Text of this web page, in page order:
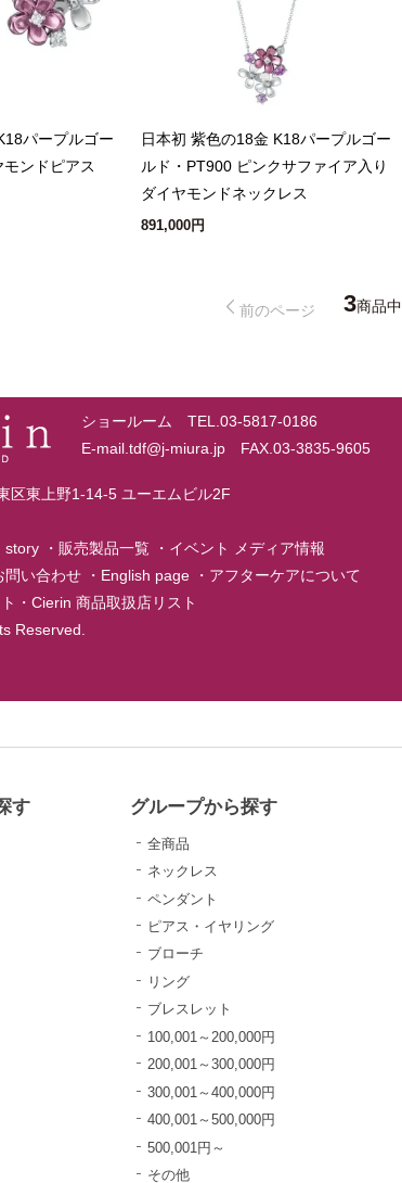
パープルゴー
ンドピアス
日本初 紫色の18金 K18パープルゴー
ルド・PT900 ピンクサファイア入り
ダイヤモンドネックレス
891,000円
前のページ 3商品中
ショールーム TEL.03-5817-0186
E-mail.tdf@j-miura.jp FAX.03-3835-9605
区東上野1-14-5 ユーエムビル2F
story ・ 販売製品一覧 ・ イベント メディア情報
問い合わせ ・ English page ・ アフターケアについて
・ Cierin 商品取扱店リスト
Reserved.
す グループから探す
全商品
ネックレス
ペンダント
ピアス・イヤリング
ブローチ
リング
ブレスレット
100,001～200,000円
200,001～300,000円
300,001～400,000円
400,001～500,000円
500,001円～
その他